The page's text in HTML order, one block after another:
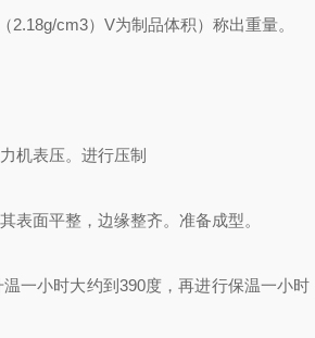
2.18g/cm3）V为制品体积）称出重量。
机表压。进行压制
表面平整，边缘整齐。准备成型。
一小时大约到390度，再进行保温一小